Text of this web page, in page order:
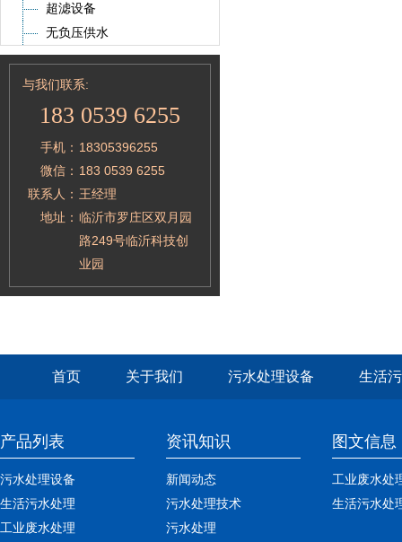
超滤设备
无负压供水
与我们联系:
183 0539 6255
手机： 18305396255
微信： 183 0539 6255
联系人： 王经理
地址： 临沂市罗庄区双月园
路249号临沂科技创
业园
首页 关于我们 污水处理设备 生活
产品列表
污水处理设备
生活污水处理
工业废水处理
资讯知识
新闻动态
污水处理技术
污水处理
图文信息
工业废水处
生活污水处